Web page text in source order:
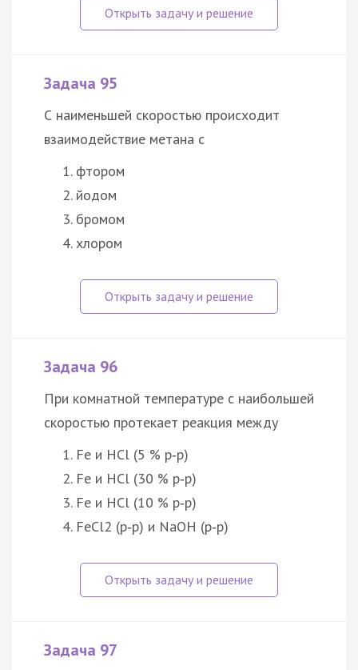
Задача 95
С наименьшей скоростью происходит
взаимодействие метана с
фтором
йодом
бромом
хлором
Задача 96
При комнатной температуре с наибольшей
скоростью протекает реакция между
Fe и HCl (5 % р‑р)
Fe и HCl (30 % р‑р)
Fe и HCl (10 % р‑р)
FeCl2 (р‑р) и NaOH (р‑р)
Задача 97